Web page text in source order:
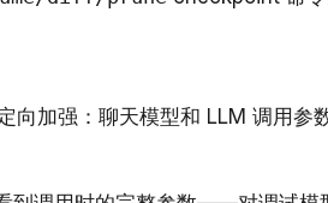
加强：聊天模型和 LLM 调用参